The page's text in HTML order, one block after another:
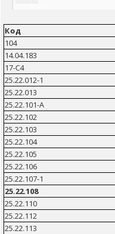
Код
104
14.04.183
17-С4
25.22.012-1
25.22.013
25.22.101-А
25.22.102
25.22.103
25.22.104
25.22.105
25.22.106
25.22.107-1
25.22.108
25.22.110
25.22.112
25.22.113